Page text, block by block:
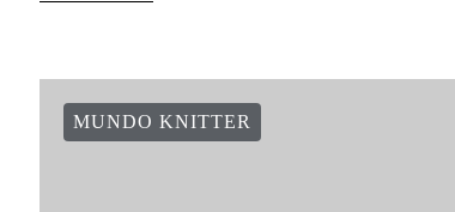
MUNDO KNITTER